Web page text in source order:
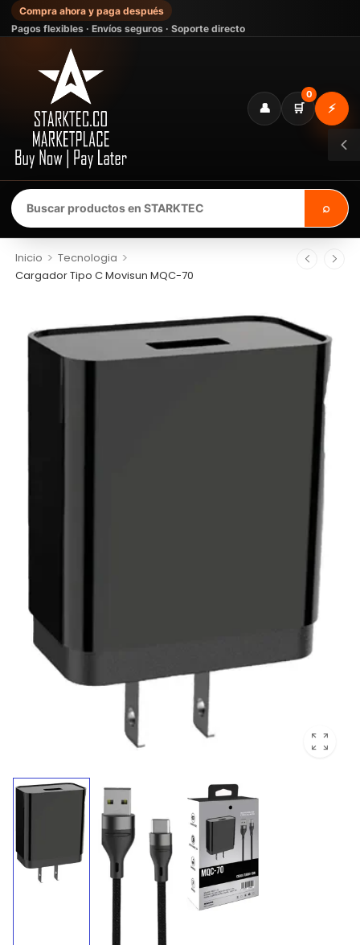
Compra ahora y paga después
Pagos flexibles · Envíos seguros · Soporte directo
👤 🛒
0
⚡
⌕
Inicio > Tecnologia >
Cargador Tipo C Movisun MQC-70